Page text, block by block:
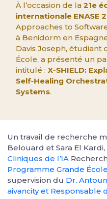
À l’occasion de la 21e
internationale ENASE
Approaches to
à Benidorm en
Davis Joseph, étudiant
École, a présenté un
intitulé : X-SHIELD:
Self-Healing
Systems.
Un travail de recherche
Belouard et Sara El
Cliniques de l’IA
Programme Grande École
supervision du Dr.
aivancity et Responsable